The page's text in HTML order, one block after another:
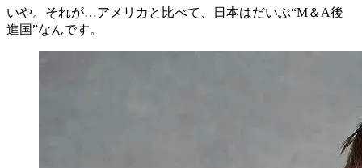
いや。それが…アメリカと比べて、日本はだいぶ“M＆A後
進国”なんです。